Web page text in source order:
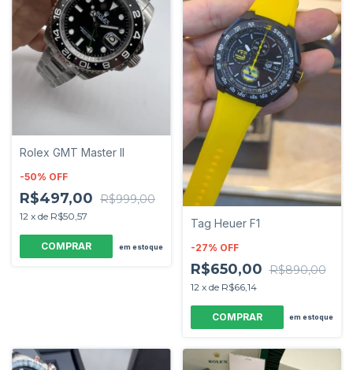
Rolex GMT Master II
-50% OFF
R$497,00 R$999,00
12 x de R$50,57
em estoque
Tag Heuer F1
-27% OFF
R$650,00 R$890,00
12 x de R$66,14
em estoque